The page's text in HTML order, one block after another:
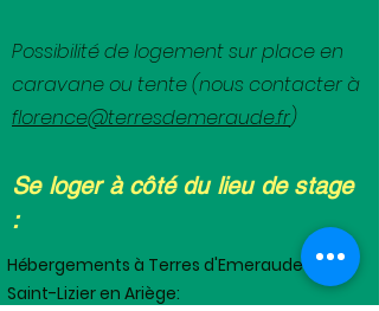
Possibilité de logement sur place en
caravane ou tente (nous contacter à
florence@terresdemeraude.fr)
Se loger à côté du lieu de stage
:
Hébergements à Terres d'Emeraude à
Saint-Lizier en Ariège: